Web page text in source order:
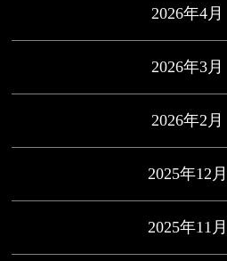
2026年4月
2026年3月
2026年2月
2025年12月
2025年11月